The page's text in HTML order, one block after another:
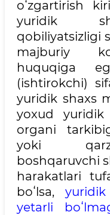
oʻzgartirish
yuridik
qobiliyatsizligi
majburiy
huquqiga
(ishtirokchi)
yuridik shaxs
yoxud yuridik
organi
yoki
boshqaruvchi
harakatlari
boʻlsa,
yetarli